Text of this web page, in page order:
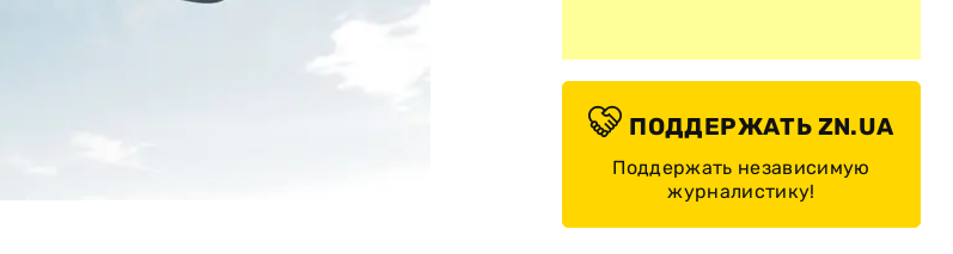
ПОДДЕРЖАТЬ ZN.UA
Поддержать независимую
журналистику!